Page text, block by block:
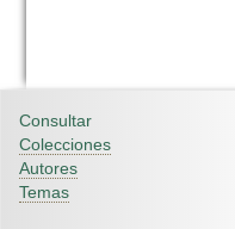
Consultar
Colecciones
Autores
Temas